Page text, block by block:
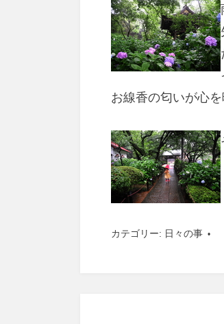
お線香の
カテゴリー: 日々の事